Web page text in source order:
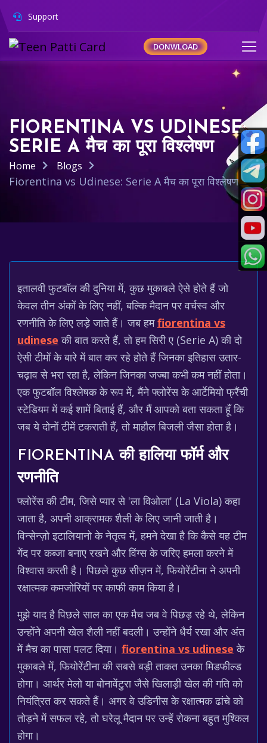
Support
DONWLOAD
FIORENTINA VS UDINESE:
SERIE A मैच का पूरा विश्लेषण
Home Blogs
Fiorentina vs Udinese: Serie A मैच का पूरा विश्लेषण
इतालवी फुटबॉल की दुनिया में, कुछ मुकाबले ऐसे होते हैं जो
केवल तीन अंकों के लिए नहीं, बल्कि मैदान पर वर्चस्व और
रणनीति के लिए लड़े जाते हैं। जब हमfiorentina vs
udinese की बात करते हैं, तो हम सिरी ए (Serie A) की दो
ऐसी टीमों के बारे में बात कर रहे होते हैं जिनका इतिहास उतार-
चढ़ाव से भरा रहा है, लेकिन जिनका जज्बा कभी कम नहीं होता।
एक फुटबॉल विश्लेषक के रूप में, मैंने फ्लोरेंस के आर्टेमियो फ्रैंची
स्टेडियम में कई शामें बिताई हैं, और मैं आपको बता सकता हूँ कि
जब ये दोनों टीमें टकराती हैं, तो माहौल बिजली जैसा होता है।
FIORENTINA की हालिया फॉर्म और
रणनीति
फ्लोरेंस की टीम, जिसे प्यार से 'ला विओला' (La Viola) कहा
जाता है, अपनी आक्रामक शैली के लिए जानी जाती है।
विन्सेन्ज़ो इटालियानो के नेतृत्व में, हमने देखा है कि कैसे यह टीम
गेंद पर कब्जा बनाए रखने और विंग्स के जरिए हमला करने में
विश्वास करती है। पिछले कुछ सीज़न में, फियोरेंटीना ने अपनी
रक्षात्मक कमजोरियों पर काफी काम किया है।
मुझे याद है पिछले साल का एक मैच जब वे पिछड़ रहे थे, लेकिन
उन्होंने अपनी खेल शैली नहीं बदली। उन्होंने धैर्य रखा और अंत
में मैच का पासा पलट दिया। fiorentina vs udinese के
मुकाबले में, फियोरेंटीना की सबसे बड़ी ताकत उनका मिडफील्ड
होगा। आर्थर मेलो या बोनावेंटुरा जैसे खिलाड़ी खेल की गति को
नियंत्रित कर सकते हैं। अगर वे उडिनीस के रक्षात्मक ढांचे को
तोड़ने में सफल रहे, तो घरेलू मैदान पर उन्हें रोकना बहुत मुश्किल
होगा।